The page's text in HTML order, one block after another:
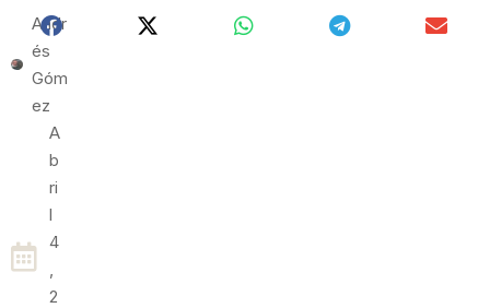
Andr
És
Góm
Ez
A
B
Ri
L
4
,
2